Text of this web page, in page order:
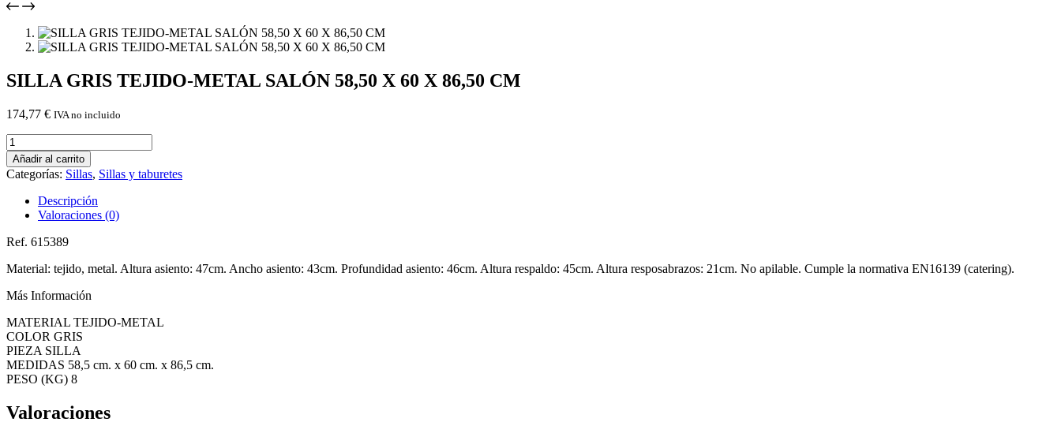
SILLA GRIS TEJIDO-METAL SALÓN 58,50 X 60 X 86,50 CM
174,77 € IVA no incluido
SILLA
GRIS
TEJIDO-
METAL
SALÓN
58,50
60
86,50
cantidad
Añadir al carrito
Categorías: Sillas, Sillas y taburetes
Descripción
Valoraciones (0)
Ref. 615389
Material: tejido, metal. Altura asiento: 47cm. Ancho asiento: 43cm. Profundidad asiento: 46cm. Altura respaldo: 45cm. Altura resposabrazos: 21cm. No apilable. Cumple la normativa EN16139 (catering).
Más Información
MATERIAL TEJIDO-METAL
COLOR GRIS
PIEZA SILLA
MEDIDAS 58,5 cm. x 60 cm. x 86,5 cm.
PESO (KG) 8
Valoraciones